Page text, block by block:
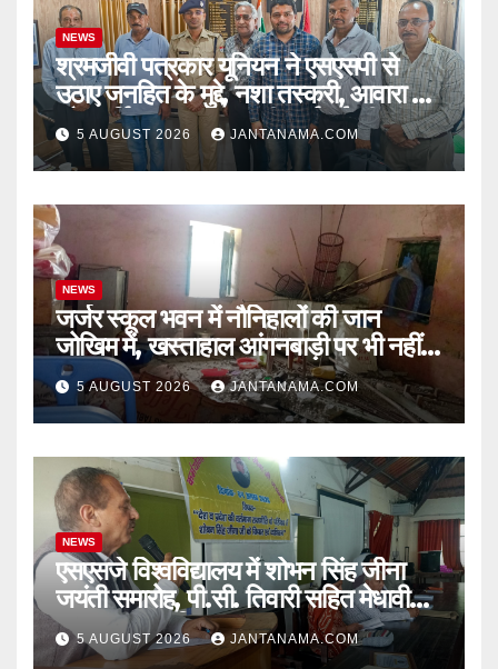
NEWS
श्रमजीवी पत्रकार यूनियन ने एसएसपी से
उठाए जनहित के मुद्दे, नशा तस्करी, आवारा पशु
और पार्किंग व्यवस्था पर की कार्रवाई की मांग
5 AUGUST 2026 JANTANAMA.COM
NEWS
जर्जर स्कूल भवन में नौनिहालों की जान
जोखिम में, खस्ताहाल आंगनबाड़ी पर भी नहीं
जागा प्रशासन
5 AUGUST 2026 JANTANAMA.COM
NEWS
एसएसजे विश्वविद्यालय में शोभन सिंह जीना
जयंती समारोह, पी.सी. तिवारी सहित मेधावी
छात्र हुए सम्मानित
5 AUGUST 2026 JANTANAMA.COM